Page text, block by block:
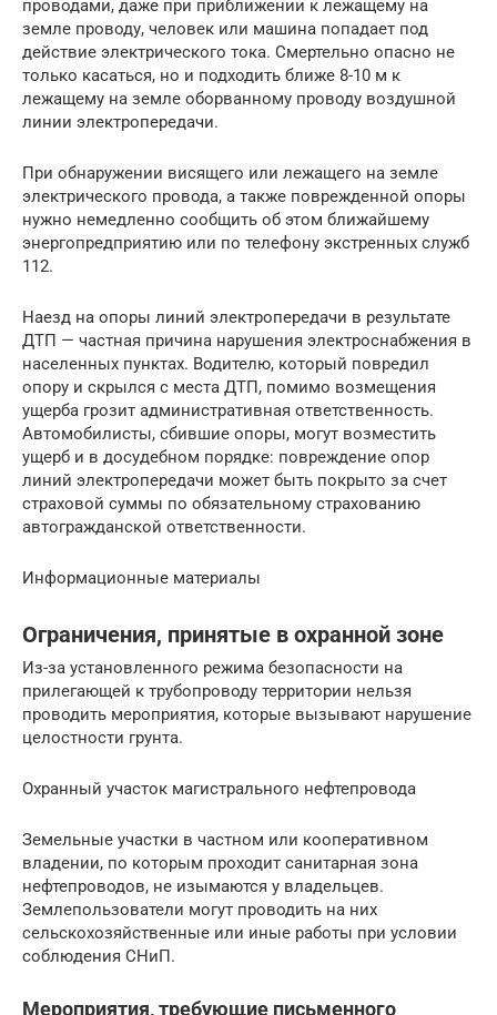
проводами, даже при приближении к лежащему на
земле проводу, человек или машина попадает под
действие электрического тока. Смертельно опасно не
только касаться, но и подходить ближе 8-10 м к
лежащему на земле оборванному проводу воздушной
линии электропередачи.
При обнаружении висящего или лежащего на земле
электрического провода, а также поврежденной опоры
нужно немедленно сообщить об этом ближайшему
энергопредприятию или по телефону экстренных служб
112.
Наезд на опоры линий электропередачи в результате
ДТП — частная причина нарушения электроснабжения в
населенных пунктах. Водителю, который повредил
опору и скрылся с места ДТП, помимо возмещения
ущерба грозит административная ответственность.
Автомобилисты, сбившие опоры, могут возместить
ущерб и в досудебном порядке: повреждение опор
линий электропередачи может быть покрыто за счет
страховой суммы по обязательному страхованию
автогражданской ответственности.
Информационные материалы
Ограничения, принятые в охранной зоне
Из-за установленного режима безопасности на
прилегающей к трубопроводу территории нельзя
проводить мероприятия, которые вызывают нарушение
целостности грунта.
Охранный участок магистрального нефтепровода
Земельные участки в частном или кооперативном
владении, по которым проходит санитарная зона
нефтепроводов, не изымаются у владельцев.
Землепользователи могут проводить на них
сельскохозяйственные или иные работы при условии
соблюдения СНиП.
Мероприятия, требующие письменного